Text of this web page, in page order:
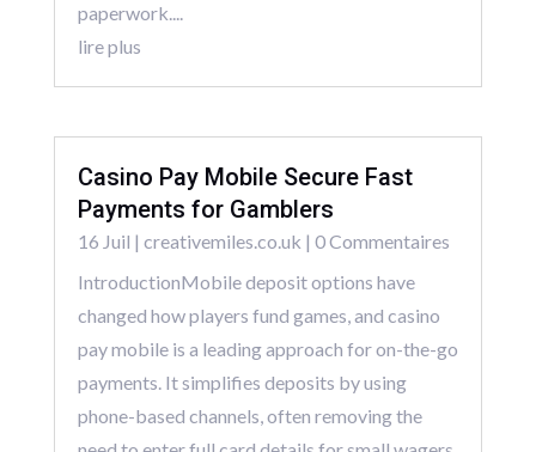
paperwork....
lire plus
Casino Pay Mobile Secure Fast
Payments for Gamblers
16 Juil | creativemiles.co.uk | 0 Commentaires
IntroductionMobile deposit options have
changed how players fund games, and casino
pay mobile is a leading approach for on-the-go
payments. It simplifies deposits by using
phone-based channels, often removing the